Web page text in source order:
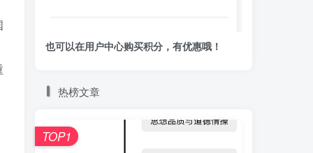
也可以在用户中心购买积分，有优惠哦！
热榜文章
TOP1